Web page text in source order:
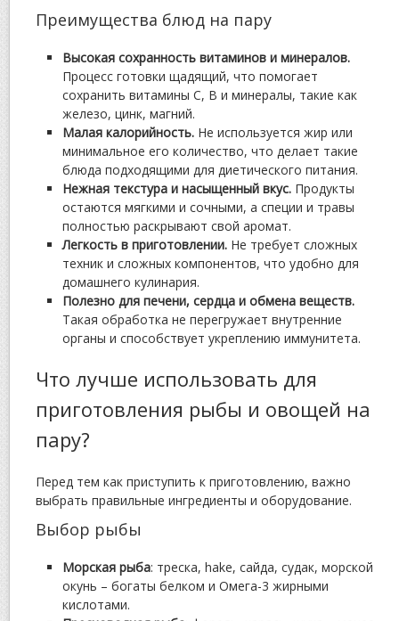
Преимущества блюд на пару
Высокая сохранность витаминов и минералов.
Процесс готовки щадящий, что помогает
сохранить витамины C, B и минералы, такие как
железо, цинк, магний.
Малая калорийность. Не используется жир или
минимальное его количество, что делает такие
блюда подходящими для диетического питания.
Нежная текстура и насыщенный вкус. Продукты
остаются мягкими и сочными, а специи и травы
полностью раскрывают свой аромат.
Легкость в приготовлении. Не требует сложных
техник и сложных компонентов, что удобно для
домашнего кулинария.
Полезно для печени, сердца и обмена веществ.
Такая обработка не перегружает внутренние
органы и способствует укреплению иммунитета.
Что лучше использовать для
приготовления рыбы и овощей на
пару?
Перед тем как приступить к приготовлению, важно
выбрать правильные ингредиенты и оборудование.
Выбор рыбы
Морская рыба: треска, hake, сайда, судак, морской
окунь – богаты белком и Омега-3 жирными
кислотами.